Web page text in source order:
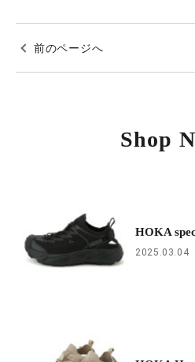
前のページへ
Shop
HOKA
2025.03.04